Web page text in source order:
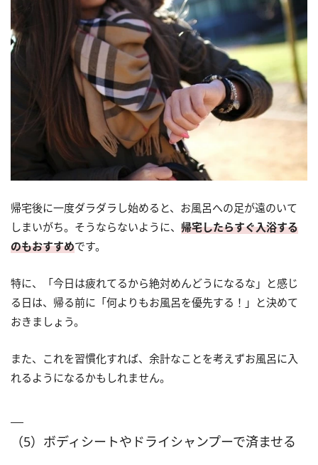
帰宅後に一度ダラダラし始めると、お風呂への足が遠のいて
しまいがち。そうならないように、 帰宅したらすぐ入浴する
のもおすすめです。
特に、「今日は疲れてるから絶対めんどうになるな」と感じ
る日は、帰る前に「何よりもお風呂を優先する！」と決めて
おきましょう。
また、これを習慣化すれば、余計なことを考えずお風呂に入
れるようになるかもしれません。
（5）ボディシートやドライシャンプーで済ませる